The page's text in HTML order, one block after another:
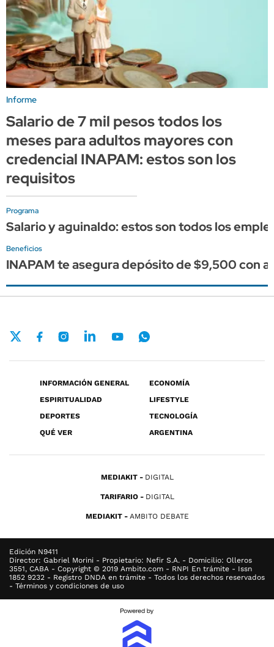
Informe
Salario de 7 mil pesos todos los
meses para adultos mayores con
credencial INAPAM: estos son los
requisitos
Programa
Salario y aguinaldo: estos son todos los
Beneficios
INAPAM te asegura depósito de $9,500 con
INFORMACIÓN GENERAL
ECONOMÍA
ESPIRITUALIDAD
LIFESTYLE
DEPORTES
TECNOLOGÍA
QUÉ VER
ARGENTINA
MEDIAKIT DIGITAL
TARIFARIO DIGITAL
MEDIAKIT AMBITO DEBATE
Edición N9411
Director: Gabriel Morini - Propietario: Nefir S.A. - Domicilio: Olleros
3551, CABA - Copyright © 2019 Ambito.com - RNPI En trámite - Issn
1852 9232 - Registro DNDA en trámite - Todos los derechos reservados
- Términos y condiciones de uso